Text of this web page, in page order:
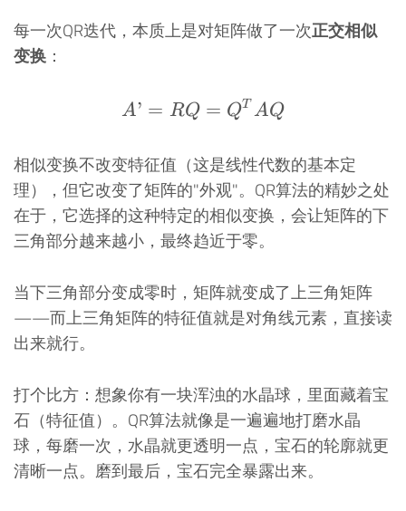
每一次QR迭代，本质上是对矩阵做了一次正交相似
变换 ：
A’ = RQ = Q^T A Q
A’ = RQ = QT AQ
相似变换不改变特征值（这是线性代数的基本定
理），但它改变了矩阵的"外观"。QR算法的精妙之处
在于，它选择的这种特定的相似变换，会让矩阵的下
三角部分越来越小，最终趋近于零。
当下三角部分变成零时，矩阵就变成了上三角矩阵
——而上三角矩阵的特征值就是对角线元素，直接读
出来就行。
打个比方：想象你有一块浑浊的水晶球，里面藏着宝
石（特征值）。QR算法就像是一遍遍地打磨水晶
球，每磨一次，水晶就更透明一点，宝石的轮廓就更
清晰一点。磨到最后，宝石完全暴露出来。